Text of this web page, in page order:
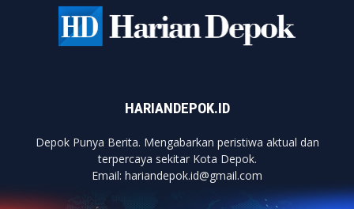
HARIANDEPOK.ID
Depok Punya Berita. Mengabarkan peristiwa aktual dan
terpercaya sekitar Kota Depok.
Email: hariandepok.id@gmail.com